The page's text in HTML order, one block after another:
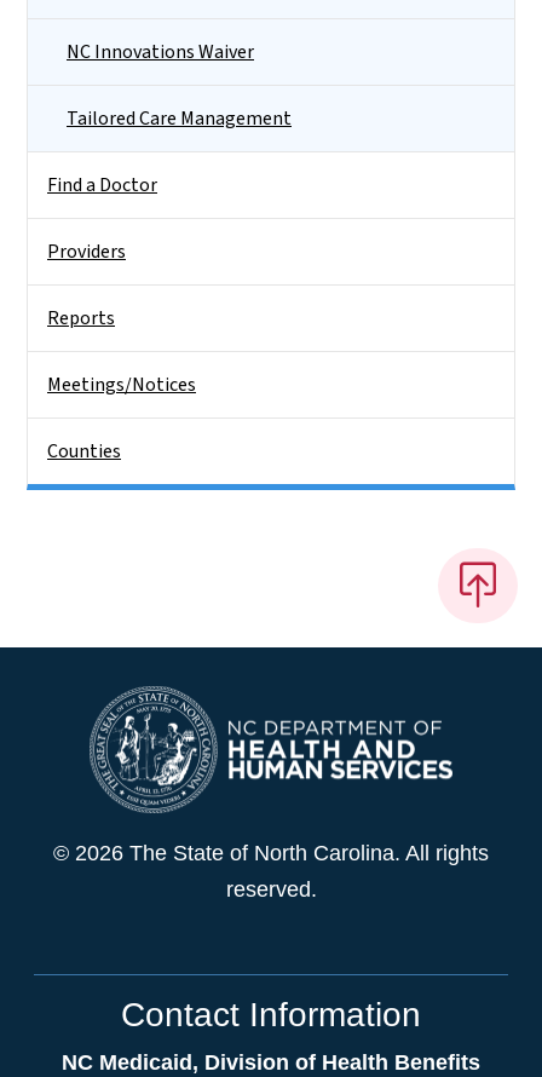
NC Innovations Waiver
Tailored Care Management
Find a Doctor
Providers
Reports
Meetings/Notices
Counties
© 2026 The State of North Carolina. All rights
reserved.
Contact Information
NC Medicaid, Division of Health Benefits